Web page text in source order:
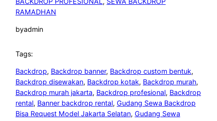
RAMADHAN
byadmin
Tags:
Backdrop, Backdrop banner, Backdrop custom bentuk
Backdrop disewakan, Backdrop kotak, Backdrop murah
Backdrop murah jakarta, Backdrop profesional, Backdrop
rental, Banner backdrop rental, Gudang Sewa Backdrop
Bisa Request Model Jakarta Selatan, Gudang Sewa